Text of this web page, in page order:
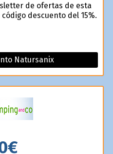
de ofertas de esta
descuento del 15%.
Natursanix